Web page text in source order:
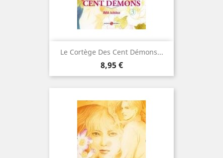
Le Cortège Des Cent Démons...
Prix
8,95 €